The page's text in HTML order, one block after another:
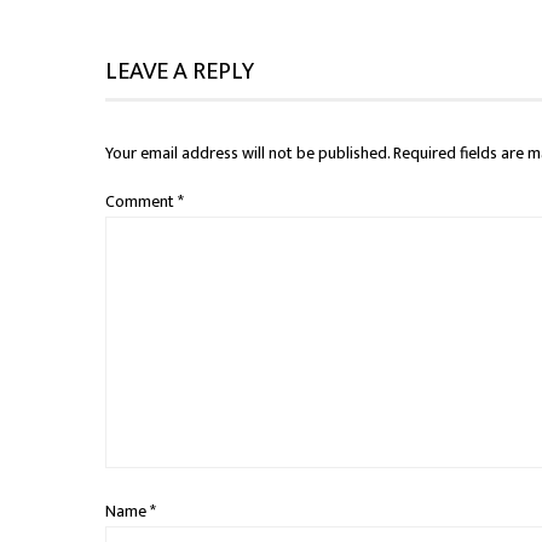
LEAVE A REPLY
Your email address will not be published.Required fields are
Comment*
Name*